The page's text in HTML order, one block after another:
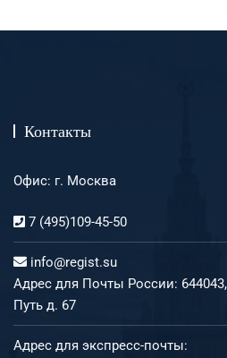
Контакты
Офис: г. Москва
7 (495)109-45-50
info@regist.su
Адрес для Почты России:
Путь д. 67
Адрес для экспресс-почты: